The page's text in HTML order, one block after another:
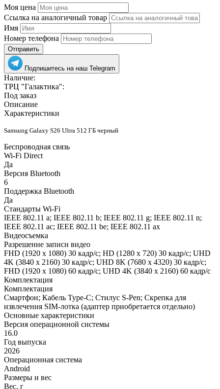
Моя цена
Ссылка на аналогичный товар
Имя
Номер телефона
Отправить
Подпишитесь на наш Telegram
Наличие:
ТРЦ "Галактика":
Под заказ
Описание
Характеристики
Samsung Galaxy S26 Ultra 512 ГБ черный
Беспроводная связь
Wi-Fi Direct
Да
Версия Bluetooth
6
Поддержка Bluetooth
Да
Стандарты Wi-Fi
IEEE 802.11 a; IEEE 802.11 b; IEEE 802.11 g; IEEE 802.11 n;
IEEE 802.11 ac; IEEE 802.11 be; IEEE 802.11 ax
Видеосъемка
Разрешение записи видео
FHD (1920 x 1080) 30 кадр/с; HD (1280 x 720) 30 кадр/с; UHD
4K (3840 x 2160) 30 кадр/с; UHD 8K (7680 x 4320) 30 кадр/с;
FHD (1920 x 1080) 60 кадр/с; UHD 4K (3840 x 2160) 60 кадр/с
Комплектация
Комплектация
Смартфон; Кабель Type-C; Стилус S-Pen; Скрепка для
извлечения SIM-лотка (адаптер приобретается отдельно)
Основные характеристики
Версия операционной системы
16.0
Год выпуска
2026
Операционная система
Android
Размеры и вес
Вес, г